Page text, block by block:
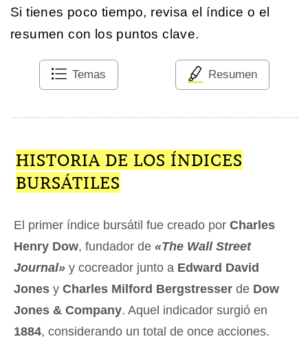
Si tienes poco tiempo, revisa el índice o el
resumen con los puntos clave.
Temas Resumen
HISTORIA DE LOS ÍNDICES
BURSÁTILES
El primer índice bursátil fue creado por Charles
Henry Dow, fundador de «The Wall Street
Journal» y cocreador junto a Edward David
Jones y Charles Milford Bergstresser de Dow
Jones & Company. Aquel indicador surgió en
1884, considerando un total de once acciones.